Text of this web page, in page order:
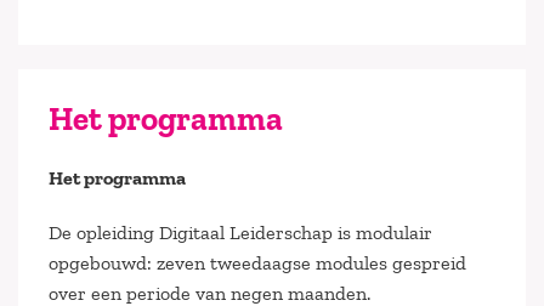
Het programma
Het programma
De opleiding Digitaal Leiderschap is modulair
opgebouwd: zeven tweedaagse modules gespreid
over een periode van negen maanden.